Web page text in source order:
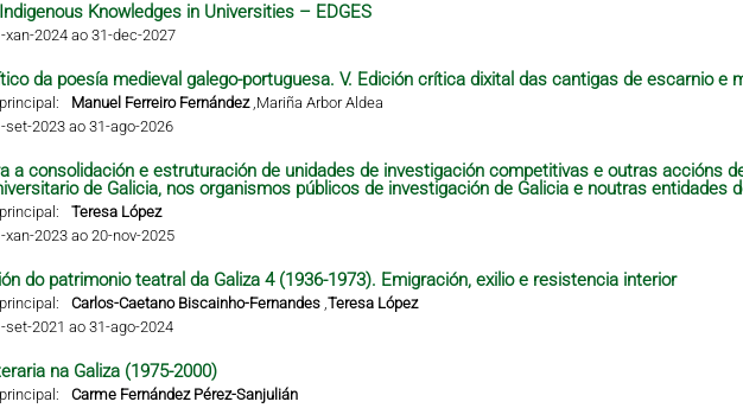
Knowledges in Universities – EDGES
xan-2024 ao 31-dec-2027
da poesía medieval galego-portuguesa. V. Edición crítica dixital das cantigas de escarnio e
Manuel Ferreiro Fernández,Mariña Arbor Aldea
set-2023 ao 31-ago-2026
a consolidación e estruturación de unidades de investigación competitivas e outras accións
de Galicia, nos organismos públicos de investigación de Galicia e noutras entidades
Teresa López
xan-2023 ao 20-nov-2025
do patrimonio teatral da Galiza 4 (1936-1973). Emigración, exilio e resistencia interior
Carlos-Caetano Biscainho-Fernandes,Teresa López
set-2021 ao 31-ago-2024
na Galiza (1975-2000)
Carme Fernández Pérez-Sanjulián